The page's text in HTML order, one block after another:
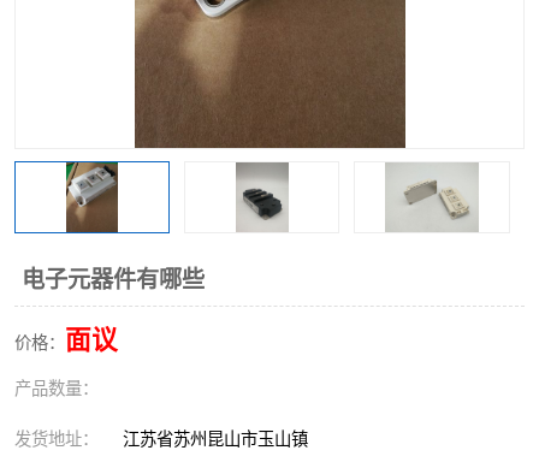
电子元器件有哪些
价格： 面议
产品数量：
发货地址： 江苏省苏州昆山市玉山镇